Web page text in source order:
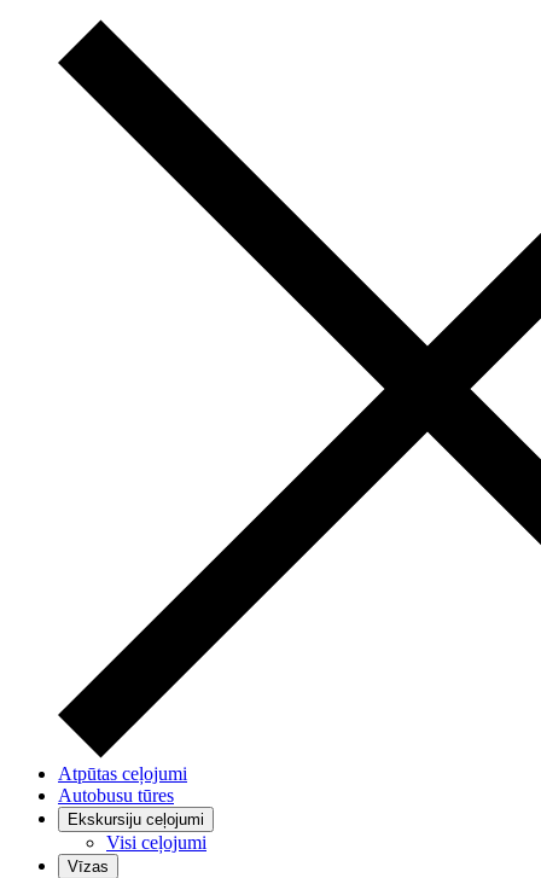
Atpūtas ceļojumi
Autobusu tūres
Ekskursiju ceļojumi
Visi ceļojumi
Vīzas